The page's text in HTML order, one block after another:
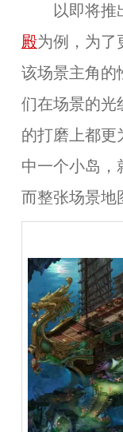
以即将推
殿为例，为了
该场景主角的
们在场景的光
的打磨上都更
中一个小岛，
而整张场景地